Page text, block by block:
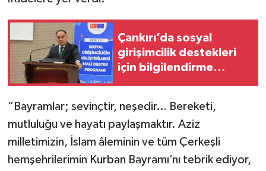
Çankırı’da sosyal
girişimcilik destekleri
için bilgilendirme
“Bayramlar; sevinçtir, neşedir… Bereketi,
mutluluğu ve hayatı paylaşmaktır. Aziz
milletimizin, İslam âleminin ve tüm Çerkeşli
hemşehrilerimin Kurban Bayramı’nı tebrik ediyor,